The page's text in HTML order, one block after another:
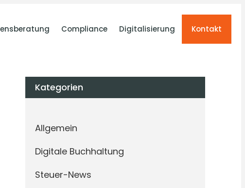
Compliance Digitalisierung Kontakt
Kategorien
Allgemein
Digitale Buchhaltung
Steuer-News